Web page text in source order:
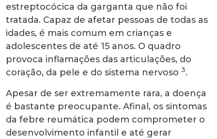
estreptocócica da garganta que não foi
tratada. Capaz de afetar pessoas de todas as
idades, é mais comum em crianças e
adolescentes de até 15 anos. O quadro
provoca inflamações das articulações, do
coração, da pele e do sistema nervoso 3.
Apesar de ser extremamente rara, a doença
é bastante preocupante. Afinal, os sintomas
da febre reumática podem comprometer o
desenvolvimento infantil e até gerar